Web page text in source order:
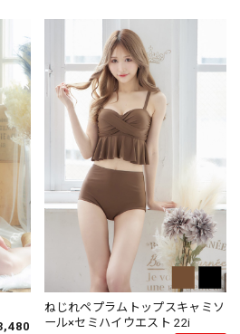
ねじれペプラムトップスキャミソ
ール×セミハイウエスト 22i